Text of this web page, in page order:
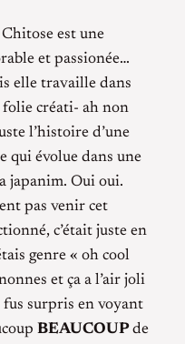
est une
et passionée…
elle travaille dans
créati- ah non
l’histoire d’une
qui évolue dans une
japanim. Oui oui.
pas venir cet
c’était juste en
genre « oh cool
et ça a l’air joli
fus surpris en voyant
BEAUCOUPde